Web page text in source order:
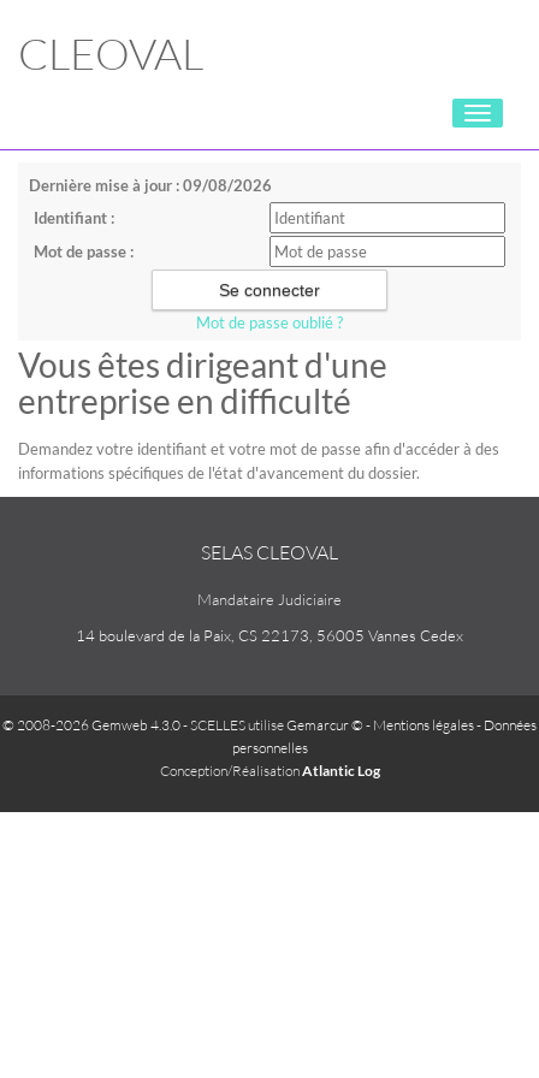
CLEOVAL
Toggle
Dernière mise à jour : 09/08/2026
Identifiant :
Mot de passe :
Mot de passe oublié ?
Vous êtes dirigeant d'une
entreprise en difficulté
Demandez votre identifiant et votre mot de passe afin d'accéder à des
informations spécifiques de l'état d'avancement du dossier.
SELAS CLEOVAL
Mandataire Judiciaire
14 boulevard de la Paix, CS 22173, 56005 Vannes Cedex
© 2008-2026 Gemweb 4.3.0- SCELLES utiliseGemarcur © - Mentions légales- Données
personnelles
Conception/RéalisationAtlantic Log